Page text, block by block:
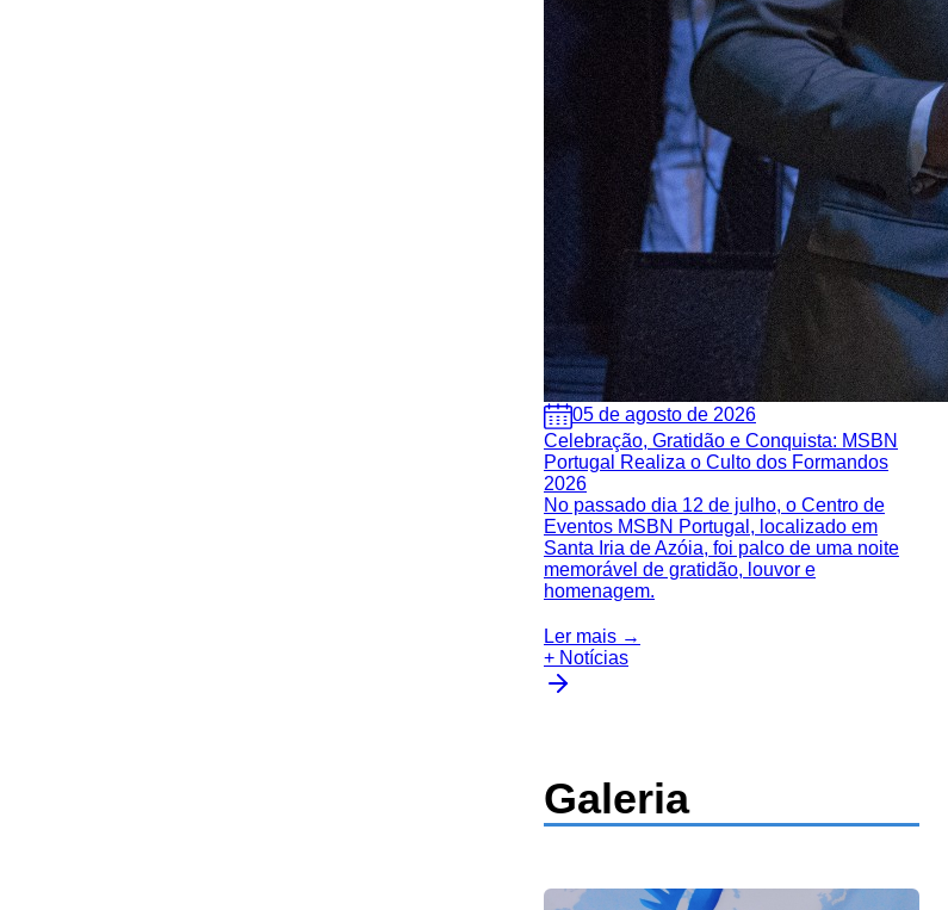
05 de agosto de 2026
Celebração, Gratidão e Conquista: MSBN
Portugal Realiza o Culto dos Formandos
2026
No passado dia 12 de julho, o Centro de
Eventos MSBN Portugal, localizado em
Santa Iria de Azóia, foi palco de uma noite
memorável de gratidão, louvor e
homenagem.
Ler mais →
+ Notícias
Galeria